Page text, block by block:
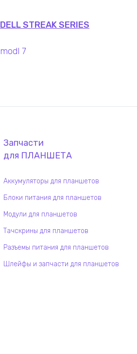
DELL STREAK SERIES
modl 7
Запчасти
для ПЛАНШЕТА
Аккумуляторы для планшетов
Блоки питания для планшетов
Модули для планшетов
Тачскрины для планшетов
Разъемы питания для планшетов
Шлейфы и запчасти для планшетов